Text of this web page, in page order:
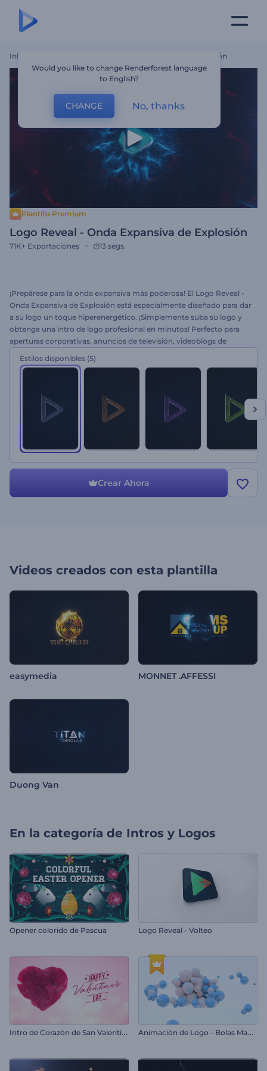
Inicio Logo Reveal - Onda Expansiva De Explosión
Plantilla Premium
Logo Reveal - Onda Expansiva de Explosión
71K+ Exportaciones 13 segs.
¡Prepárese para la onda expansiva más poderosa! El Logo Reveal -
Onda Expansiva de Explosión está especialmente diseñado para dar
a su logo un toque hiperenergético. ¡Simplemente suba su logo y
obtenga una intro de logo profesional en minutos! Perfecto para
aperturas corporativas, anuncios de televisión, videoblogs de
público con vibraciones energizantes. ¡Pruebe esta nueva plantilla
Estilos disponibles (5)
Crear Ahora
Videos creados con esta plantilla
easymedia MONNET .AFFESSI
Duong Van
En la categoría de Intros y Logos
Opener colorido de Pascua Logo Reveal - Volteo
I
ntro de Corazón de San Valentín con Humo A
nimación de Logo - Bolas Magnéticas
Would you like to change Renderforest language
to English?
CHANGE No, thanks